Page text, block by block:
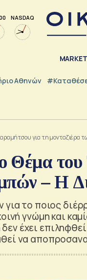
NASDAQ
Αθηνών
για τη μονταζιέρα
Θέμα
– Η
το ποιος
γνώμη και
δεν έχει
να